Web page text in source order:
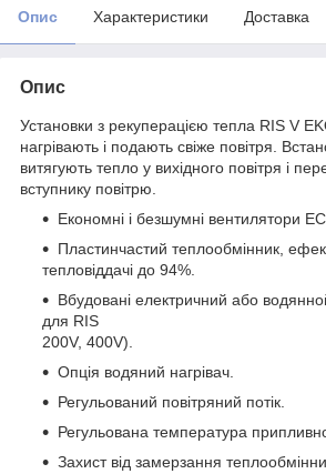
Опис Характеристики Доставка
Опис
Установки з рекуперацією тепла RIS V
нагрівають і подають свіже повітря.
витягують тепло у вихідного повітря і
вступнику повітрю.
Економні і безшумні вентилятори EC.
Пластинчастий теплообмінник,
тепловіддачі до 94%.
Вбудовані електричний або
для RIS
200V, 400V).
Опція водяний нагрівач.
Регульований повітряний потік.
Регульована температура
Захист від замерзання